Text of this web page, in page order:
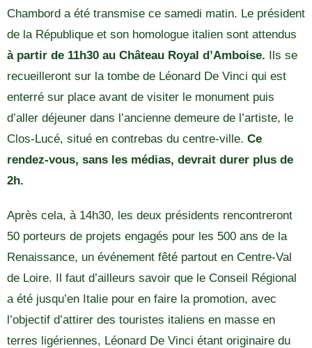
Chambord a été transmise ce samedi matin. Le président
de la République et son homologue italien sont attendus
à partir de 11h30 au Château Royal d’Amboise. Ils se
recueilleront sur la tombe de Léonard De Vinci qui est
enterré sur place avant de visiter le monument puis
d’aller déjeuner dans l’ancienne demeure de l’artiste, le
Clos-Lucé, situé en contrebas du centre-ville. Ce
rendez-vous, sans les médias, devrait durer plus de
2h.
Après cela, à 14h30, les deux présidents rencontreront
50 porteurs de projets engagés pour les 500 ans de la
Renaissance, un événement fêté partout en Centre-Val
de Loire. Il faut d’ailleurs savoir que le Conseil Régional
a été jusqu’en Italie pour en faire la promotion, avec
l’objectif d’attirer des touristes italiens en masse en
terres ligériennes, Léonard De Vinci étant originaire du